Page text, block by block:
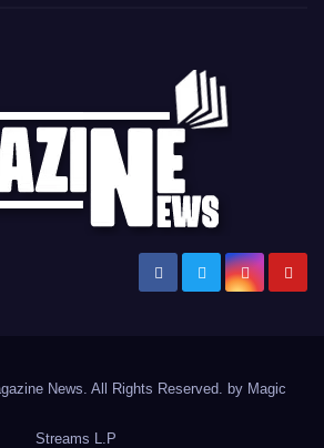
την Ελλάδα και από όλο τον κόσμο
News. All Rights Reserved. by Magic
Streams L.P